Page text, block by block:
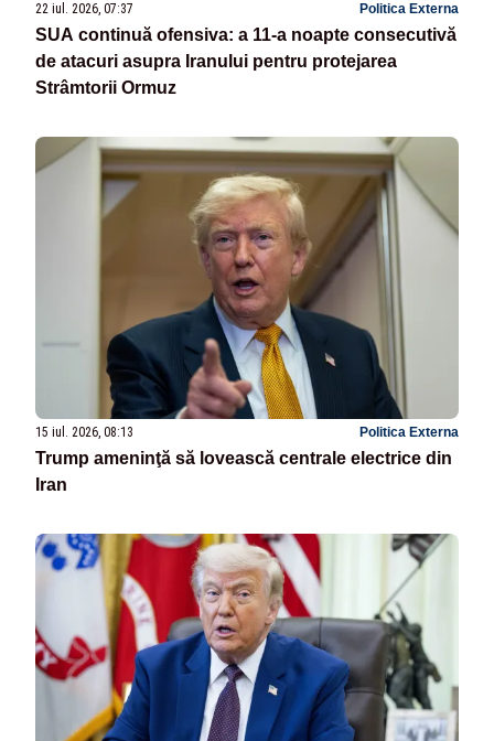
22 iul. 2026, 07:37 Politica Externa
SUA continuă ofensiva: a 11-a noapte consecutivă
de atacuri asupra Iranului pentru protejarea
Strâmtorii Ormuz
15 iul. 2026, 08:13 Politica Externa
Trump ameninţă să lovească centrale electrice din
Iran